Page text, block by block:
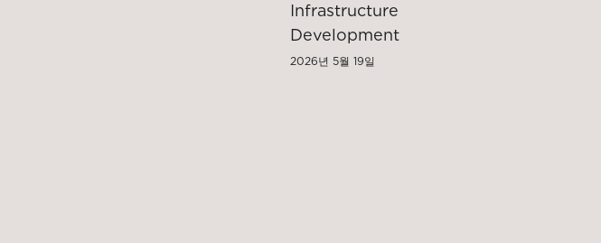
Infrastructure
Development
2026년 5월 19일